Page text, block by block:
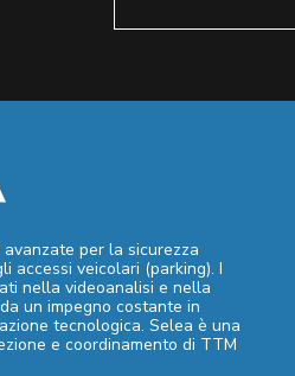
per la sicurezza
accessi veicolari (parking). I
nella videoanalisi e nella
un impegno costante in
tecnologica. Selea è una
e coordinamento di TTM